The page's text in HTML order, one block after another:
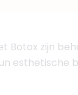
Botox zijn
esthetische